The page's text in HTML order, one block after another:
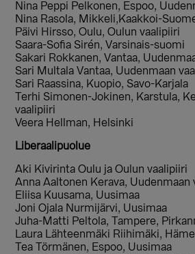
Nina Peppi Pelkonen, Espoo,
Nina Rasola, Mikkeli,Kaakkoi-
Päivi Hirsso, Oulu, Oulun vaalipiiri
Saara-Sofia Sirén, Varsinais-suomi
Sakari Rokkanen, Vantaa,
Sari Multala Vantaa, Uudenmaan
Sari Raassina, Kuopio, Savo-Karjala
Terhi Simonen-Jokinen, Karstula,
vaalipiiri
Veera Hellman, Helsinki
Liberaalipuolue
Aki Kivirinta Oulu ja Oulun vaalipiiri
Anna Aaltonen Kerava, Uudenmaan
Eliisa Kuusama, Uusimaa
Joni Ojala Nurmijärvi, Uusimaa
Juha-Matti Peltola, Tampere,
Laura Lähteenmäki Riihimäki,
Tea Törmänen, Espoo, Uusimaa